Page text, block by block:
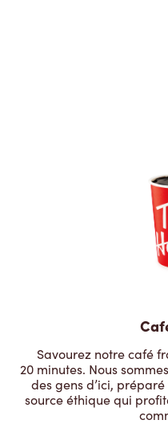
Savourez notre café
20 minutes. Nous
des gens d’ici,
source éthique qui